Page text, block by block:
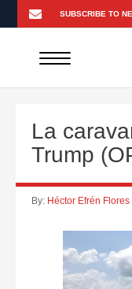
La
Trump
By: Héctor Efrén Flores